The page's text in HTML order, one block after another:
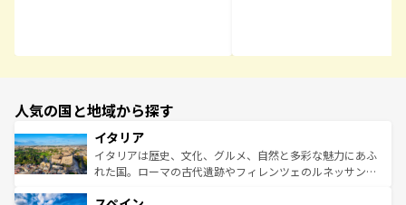
人気の国と地域から探す
イタリア
イタリアは歴史、文化、グルメ、自然と多彩な魅力にあふ
れた国。ローマの古代遺跡やフィレンツェのルネッサンス